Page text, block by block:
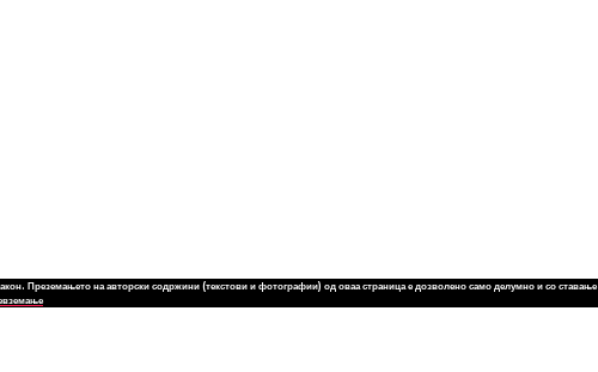
Преземањето на авторски содржини (текстови и фотографии) од оваа страница е дозволено само делумно и со ставање